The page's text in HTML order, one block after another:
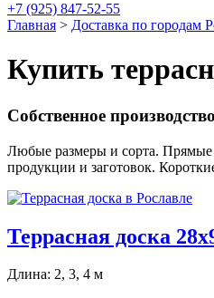
+7 (925) 847-52-55
Главная > Доставка по городам
Купить
Собственное
Любые размеры и сорта. Прямые
продукции и заготовок.
Террасная доска
Длина: 2, 3, 4 м